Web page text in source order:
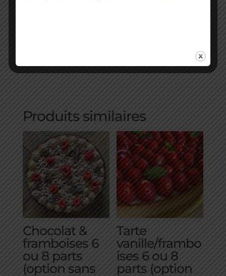
Produits similaires
Chocolat &
framboises 6
ou 8 parts
(option sans
Tarte
vanille/frambo
ises 6 ou 8
parts (option